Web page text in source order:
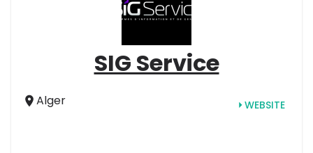
SIG Service
Alger WEBSITE